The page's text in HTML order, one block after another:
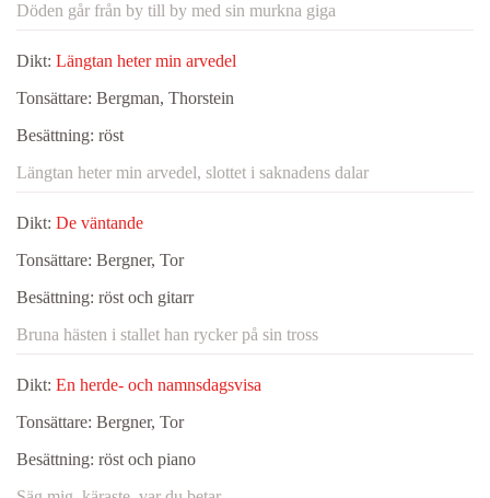
Döden går från by till by med sin murkna giga
Dikt: Längtan heter min arvedel
Tonsättare: Bergman, Thorstein
Besättning: röst
Längtan heter min arvedel, slottet i saknadens dalar
Dikt: De väntande
Tonsättare: Bergner, Tor
Besättning: röst och gitarr
Bruna hästen i stallet han rycker på sin tross
Dikt: En herde- och namnsdagsvisa
Tonsättare: Bergner, Tor
Besättning: röst och piano